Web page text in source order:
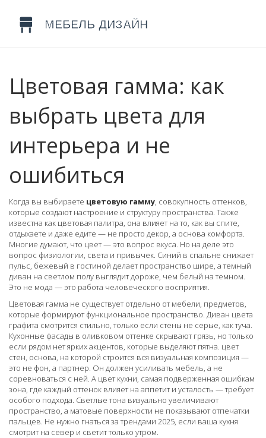
Цветовая гамма: как
выбрать цвета для
интерьера и не
ошибиться
Когда вы выбираете цветовую гамму, совокупность оттенков,
которые создают настроение и структуру пространства. Также
известна как цветовая палитра, она влияет на то, как вы спите,
отдыхаете и даже едите — не просто декор, а основа комфорта.
Многие думают, что цвет — это вопрос вкуса. Но на деле это
вопрос физиологии, света и привычек. Синий в спальне снижает
пульс, бежевый в гостиной делает пространство шире, а темный
диван на светлом полу выглядит дороже, чем белый на темном.
Это не мода — это работа человеческого восприятия.
Цветовая гамма не существует отдельно отмебели, предметов,
которые формируют функциональное пространство. Диван цвета
графита смотрится стильно, только если стены не серые, как туча.
Кухонные фасады в оливковом оттенке скрывают грязь, но только
если рядом нет ярких акцентов, которые выделяют пятна. цвет
стен, основа, на которой строится вся визуальная композиция —
это не фон, а партнер. Он должен усиливать мебель, а не
соревноваться с ней. А цвет кухни, самая подверженная ошибкам
зона, где каждый оттенок влияет на аппетит и усталость — требует
особого подхода. Светлые тона визуально увеличивают
пространство, а матовые поверхности не показывают отпечатки
пальцев. Не нужно гнаться за трендами 2025, если ваша кухня
смотрит на север и светит только утром.